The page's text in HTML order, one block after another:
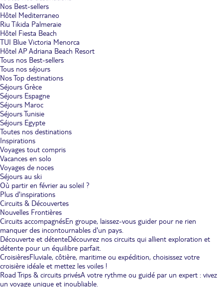
Nos Best-sellers
Hôtel Mediterraneo
Riu Tikida Palmeraie
Hôtel Fiesta Beach
TUI Blue Victoria Menorca
Hôtel AP Adriana Beach Resort
Tous nos Best-sellers
Tous nos séjours
Nos Top destinations
Séjours Grèce
Séjours Espagne
Séjours Maroc
Séjours Tunisie
Séjours Egypte
Toutes nos destinations
Inspirations
Voyages tout compris
Vacances en solo
Voyages de noces
Séjours au ski
Où partir en février au soleil ?
Plus d'inspirations
Circuits & Découvertes
Nouvelles Frontières
Circuits accompagnésEn groupe, laissez-vous guider pour ne rien
manquer des incontournables d'un pays.
Découverte et détenteDécouvrez nos circuits qui allient exploration et
détente pour un équilibre parfait.
CroisièresFluviale, côtière, maritime ou expédition, choisissez votre
croisière idéale et mettez les voiles !
Road Trips & circuits privésA votre rythme ou guidé par un expert : vivez
un voyage unique et inoubliable.